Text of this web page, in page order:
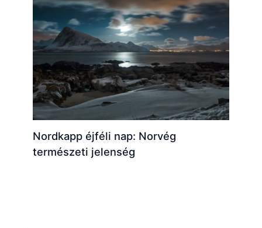
Nordkapp éjféli nap: Norvég
természeti jelenség